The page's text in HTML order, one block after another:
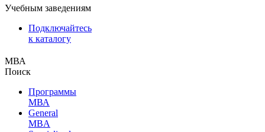
Учебным заведениям
Подключайтесь
к каталогу
МВА
Поиск
Программы
МВА
General
MBA